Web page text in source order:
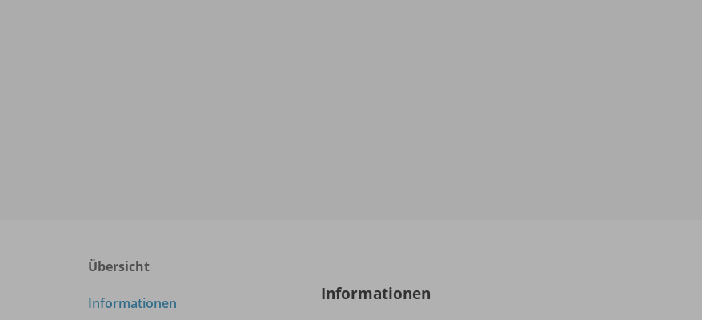
Übersicht
Informationen Informationen